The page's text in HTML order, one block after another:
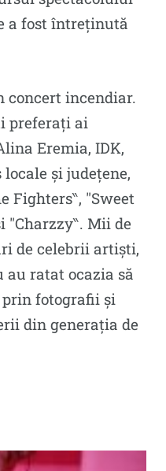
a fost întreținută
concert incendiar.
preferați ai
Eremia, IDK,
și județene,
Fighters‶, ″Sweet
″Charzzy‶. Mii de
de celebrii artiști,
au ratat ocazia să
fotografii și
din generația de